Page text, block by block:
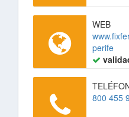
WEB
perife
800 455